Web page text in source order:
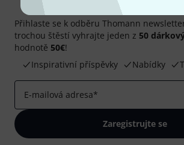
Thomann
Přihlaste se k odběru Thomann
trochou štěstí vyhrajte jeden z 50
hodnotě 50€!
Inspirativní příspěvky
Nabídky
E-mailová adresa*
Zaregistrujte se